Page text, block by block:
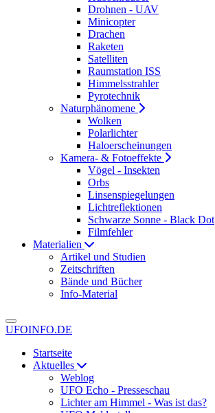
Drohnen - UAV
Minicopter
Drachen
Raketen
Satelliten
Raumstation ISS
Himmelsstrahler
Pyrotechnik
Naturphänomene
Wolken
Polarlichter
Haloerscheinungen
Kamera- & Fotoeffekte
Vögel - Insekten
Orbs
Linsenspiegelungen
Lichtreflektionen
Schwarze Sonne - Black Dot
Filmfehler
Materialien
Artikel und Studien
Zeitschriften
Bände und Bücher
Info-Material
UFOINFO.DE
Startseite
Aktuelles
Weblog
UFO Echo - Presseschau
Lichter am Himmel - Was ist das?